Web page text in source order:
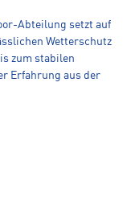
Abteilung setzt auf
Wetterschutz
zum stabilen
Erfahrung aus der